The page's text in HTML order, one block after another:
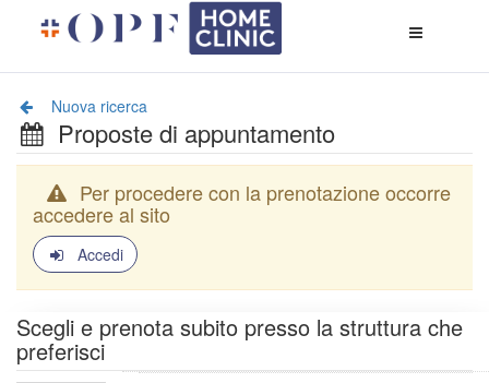
di
Nuova ricerca
Proposte di appuntamento
Per procedere con la prenotazione occorre
accedere al sito
Accedi
Scegli e prenota subito presso la struttura che
preferisci